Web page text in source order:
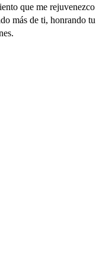
que me rejuvenezco
más de ti, honrando tu